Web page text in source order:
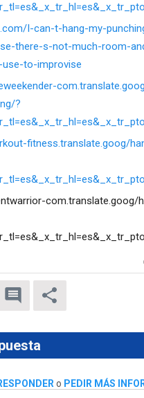
I-can-t-hang-my-
there-s-not-much-room-
to-improvise
?
fitness.translate.goog/
com.translate.goog/
o PEDIR MÁS